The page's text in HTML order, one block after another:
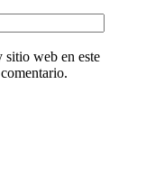
sitio web en este